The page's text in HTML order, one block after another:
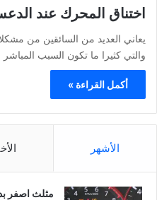
اختناق المحرك عند
يعاني العديد من السائقين من
والتي كثيرا ما تكون السبب
أكمل القراءة »
الأشهر
مثلث اصفر